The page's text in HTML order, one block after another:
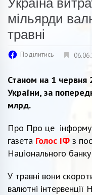
мільярди
травні
Поділитись
Станом на 1 червня
України, за
млрд.
Про Про це
газета Голос ІФ з
Національного
У травні вони
валютні